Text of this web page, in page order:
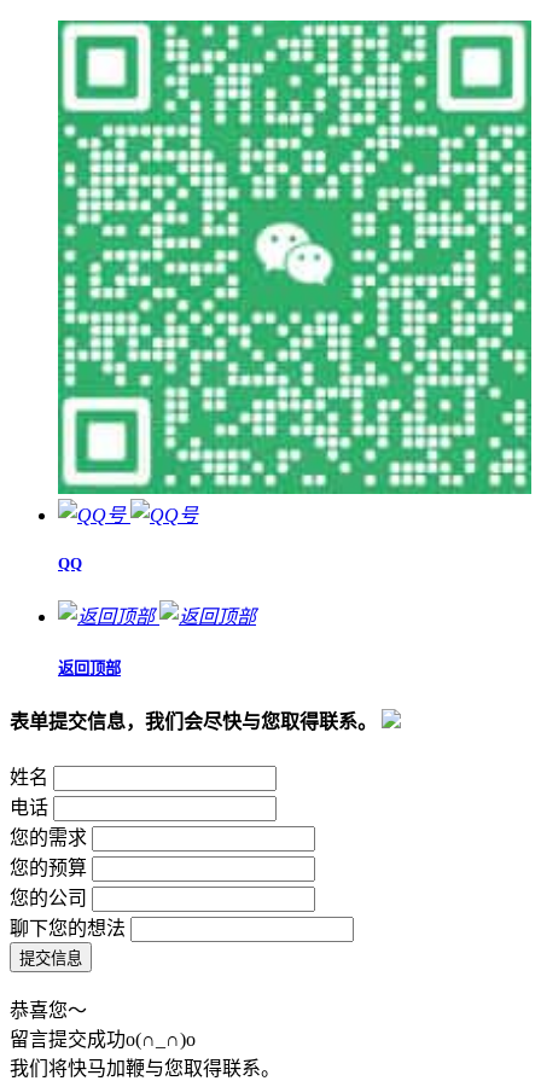
QQ
返回顶部
表单提交信息，我们会尽快与您取得联系。
姓名
电话
您的需求
您的预算
您的公司
聊下您的想法
恭喜您～
留言提交成功o(∩_∩)o
我们将快马加鞭与您取得联系。